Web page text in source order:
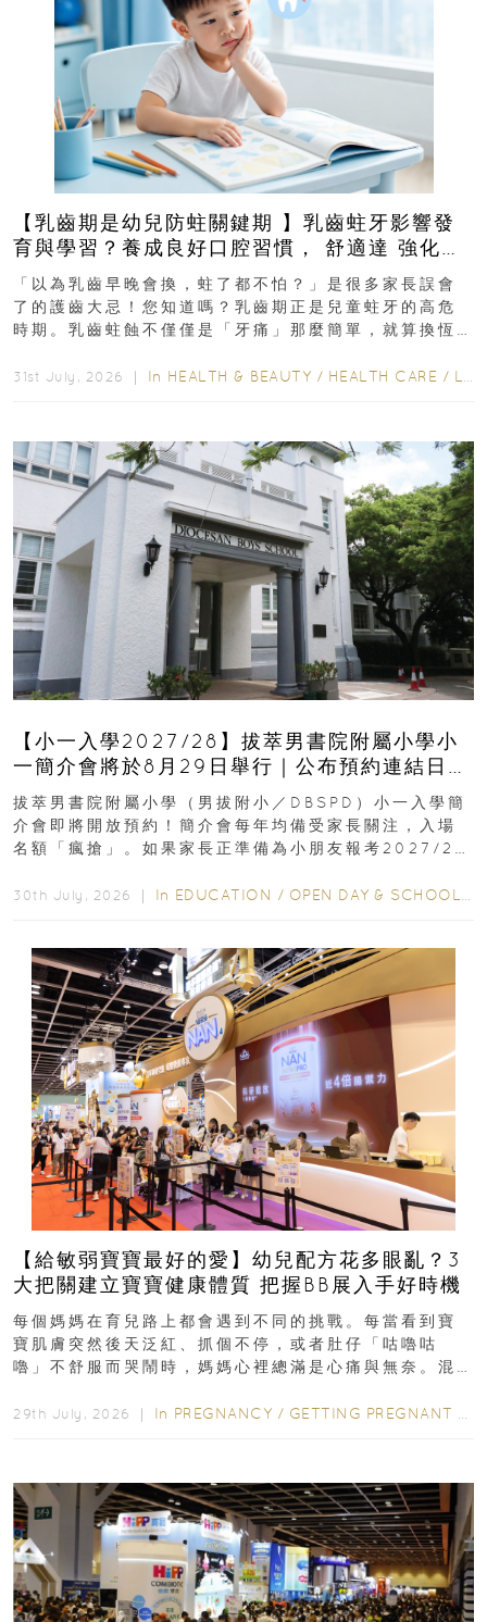
【乳齒期是幼兒防蛀關鍵期 】乳齒蛀牙影響發
育與學習？養成良好口腔習慣， 舒適達 強化琺
瑯質 兒童牙膏防護指南
「以為乳齒早晚會換，蛀了都不怕？」是很多家長誤會
了的護齒大忌！您知道嗎？乳齒期正是兒童蛀牙的高危
時期。乳齒蛀蝕不僅僅是「牙痛」那麼簡單，就算換恆
31st July, 2026 ｜ In HEALTH & BEAUTY / HEALTH CARE / LIFESTYLE
【小一入學2027/28】拔萃男書院附屬小學小
一簡介會將於8月29日舉行｜公布預約連結日期
｜更設有網上重溫
拔萃男書院附屬小學（男拔附小／DBSPD）小一入學簡
介會即將開放預約！簡介會每年均備受家長關注，入場
名額「瘋搶」。如果家長正準備為小朋友報考2027/28
30th July, 2026 ｜ In EDUCATION / OPEN DAY & SCHOOL EVENTS
【給敏弱寶寶最好的愛】幼兒配方花多眼亂？3
大把關建立寶寶健康體質 把握BB展入手好時機
每個媽媽在育兒路上都會遇到不同的挑戰。每當看到寶
寶肌膚突然後天泛紅、抓個不停，或者肚仔「咕嚕咕
嚕」不舒服而哭鬧時，媽媽心裡總滿是心痛與無奈。混
29th July, 2026 ｜ In PREGNANCY / GETTING PREGNANT